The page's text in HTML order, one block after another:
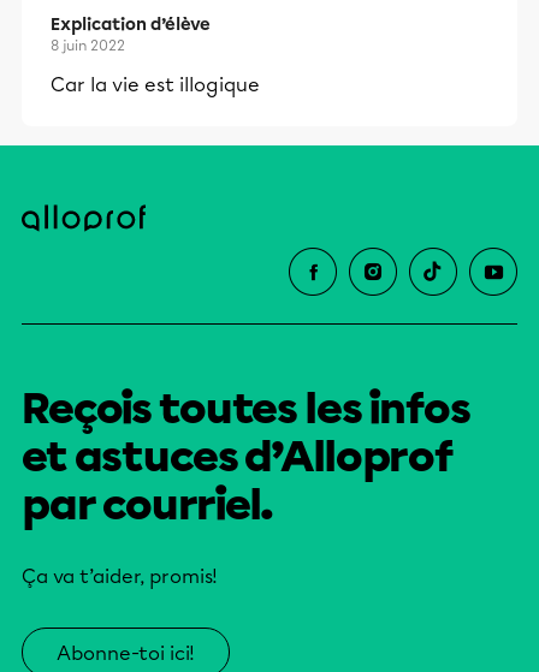
Explication d’élève
8 juin 2022
Car la vie est illogique
Reçois toutes les infos
et astuces d’Alloprof
par courriel.
Ça va t’aider, promis!
Abonne-toi ici!